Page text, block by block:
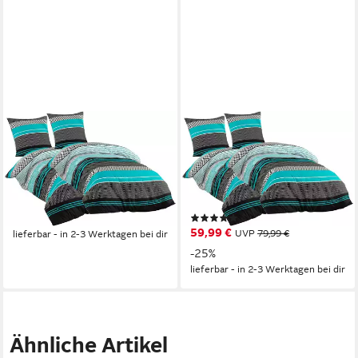
SENTIDOS
Bettwäsche Bettwäsche-Set
2-teilig 155x220cm Renforce
Baumwolle, Renforcé
Baumwolle, 2 teilig
59,99 €
lieferbar - in 2-3 Werktagen bei dir
SENTIDOS
Bettwäsche Sentidos
Bettwäsche-Set 3-teilig
Renforce Baumwoll, Renforcé
Baumwolle, 3 teilig
(1)
59,99 € UVP 79,99 €
-25%
lieferbar - in 2-3 Werktagen bei dir
Ähnliche Artikel